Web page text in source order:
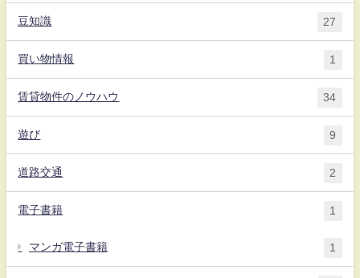
豆知識 27
買い物情報 1
賃貸物件のノウハウ 34
遊び 9
道路交通 2
電子書籍 1
マンガ電子書籍 1